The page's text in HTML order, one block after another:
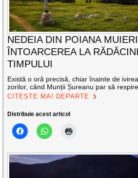
NEDEIA DIN POIANA
ÎNTOARCEREA LA
TIMPULUI
Există o oră precisă, chiar înainte de ivirea
zorilor, când Munții Șureanu par să respire
CITEȘTE MAI DEPARTE
Distribuie acest articol